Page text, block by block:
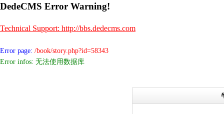
DedeCMS Error Warning!
Technical Support: http://bbs.dedecms.com
Error page: /book/story.php?id=58343
Error infos: 无法使用数据库